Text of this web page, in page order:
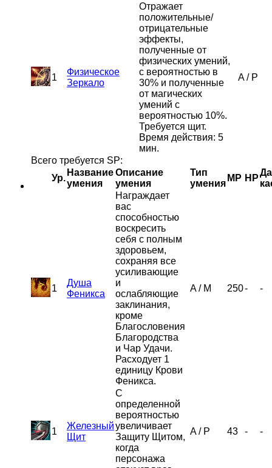
1
Физическое
Зеркало
Отражает
положительные/
отрицательные
эффекты,
полученные от
физических умений,
с вероятностью в
30% и полученные
от магических
умений с
вероятностью 10%.
Требуется щит.
Время действия: 5
мин.
A/ P
Всего требуется SP:
Ур.
Название
умения
Описание
умения
Тип
умения
MP HP
1
Душа
Феникса
Награждает
вас
способностью
воскресить
себя с полным
здоровьем,
сохраняя все
усиливающие
и
ослабляющие
заклинания,
кроме
Благословения
Благородства
и Чар Удачи.
Расходует 1
единицу Крови
Феникса.
A/ M 250- -
1
Железный
Щит
С
определенной
вероятностью
увеличивает
Защиту Щитом,
когда
персонажа
A/ P 43 - -